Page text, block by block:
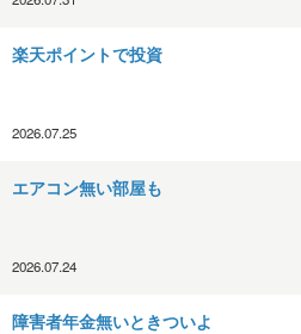
楽天ポイントで投資
2026.07.25
エアコン無い部屋も
2026.07.24
障害者年金無いときついよ